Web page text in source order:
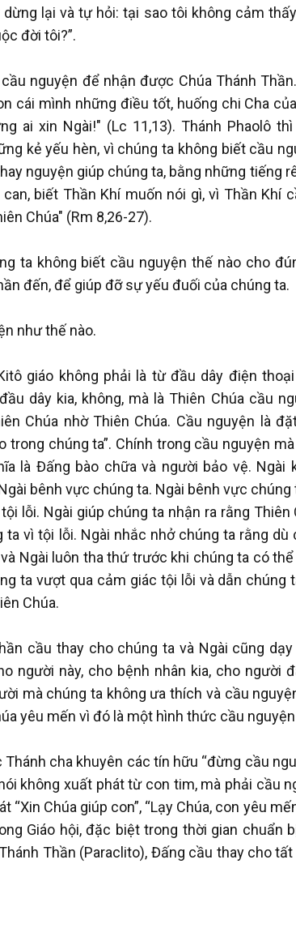
dừng lại và tự hỏi: tại sao tôi không cảm
đời tôi?”.
nguyện để nhận được Chúa Thánh
cái mình những điều tốt, huống chi Cha
ai xin Ngài!" (Lc 11,13). Thánh Phaolô
kẻ yếu hèn, vì chúng ta không biết cầu
nguyện giúp chúng ta, bằng những tiếng
biết Thần Khí muốn nói gì, vì Thần Khí
Chúa" (Rm 8,26-27).
ta không biết cầu nguyện thế nào cho
đến, để giúp đỡ sự yếu đuối của chúng ta.
như thế nào.
giáo không phải là từ đầu dây điện
dây kia, không, mà là Thiên Chúa cầu
Chúa nhờ Thiên Chúa. Cầu nguyện là
trong chúng ta”. Chính trong cầu nguyện
là Đấng bào chữa và người bảo vệ.
bênh vực chúng ta. Ngài bênh vực
lỗi. Ngài giúp chúng ta nhận ra rằng
ta vì tội lỗi. Ngài nhắc nhở chúng ta rằng dù
Ngài luôn tha thứ trước khi chúng ta có
ta vượt qua cảm giác tội lỗi và dẫn
Chúa.
cầu thay cho chúng ta và Ngài cũng
người này, cho bệnh nhân kia, cho người
mà chúng ta không ưa thích và cầu
yêu mến vì đó là một hình thức cầu
cha khuyên các tín hữu “đừng cầu
không xuất phát từ con tim, mà phải cầu
“Xin Chúa giúp con”, “Lạy Chúa, con yêu
Giáo hội, đặc biệt trong thời gian chuẩn
Thần (Paraclito), Đấng cầu thay cho